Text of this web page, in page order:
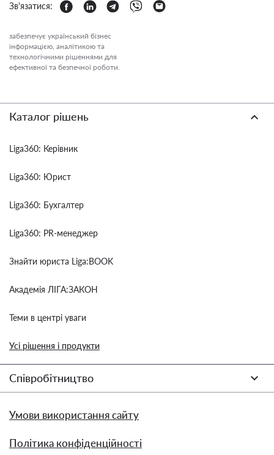
Зв'язатися:
забезпечує український бізнес
інформацією, аналітикою та
технологічними рішеннями для
ефективної та безпечної роботи.
Каталог рішень
Liga360: Керівник
Liga360: Юрист
Liga360: Бухгалтер
Liga360: PR-менеджер
Знайти юриста Liga:BOOK
Академія ЛІГА:ЗАКОН
Теми в центрі уваги
Усі рішення і продукти
Співробітництво
Умови використання сайту
Політика конфіденційності